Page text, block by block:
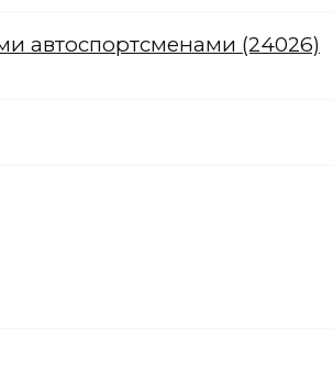
автоспортсменами (24026)